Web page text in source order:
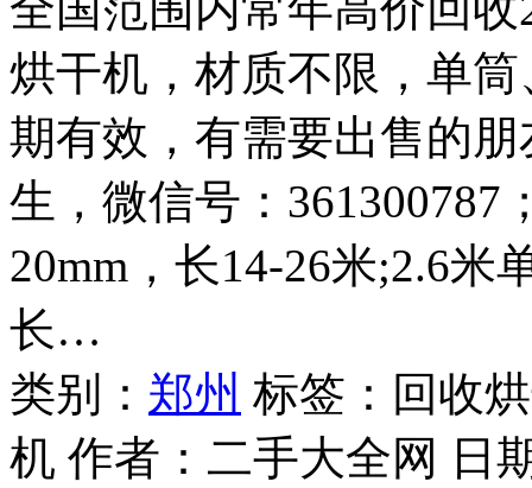
烘干机，材质不限，单
期有效，有需要出售的朋
生，微信号：361300787
20mm，长14-26米;2.6米
长…
类别： 郑州 标签：回收
机 作者： 二手大全网
日